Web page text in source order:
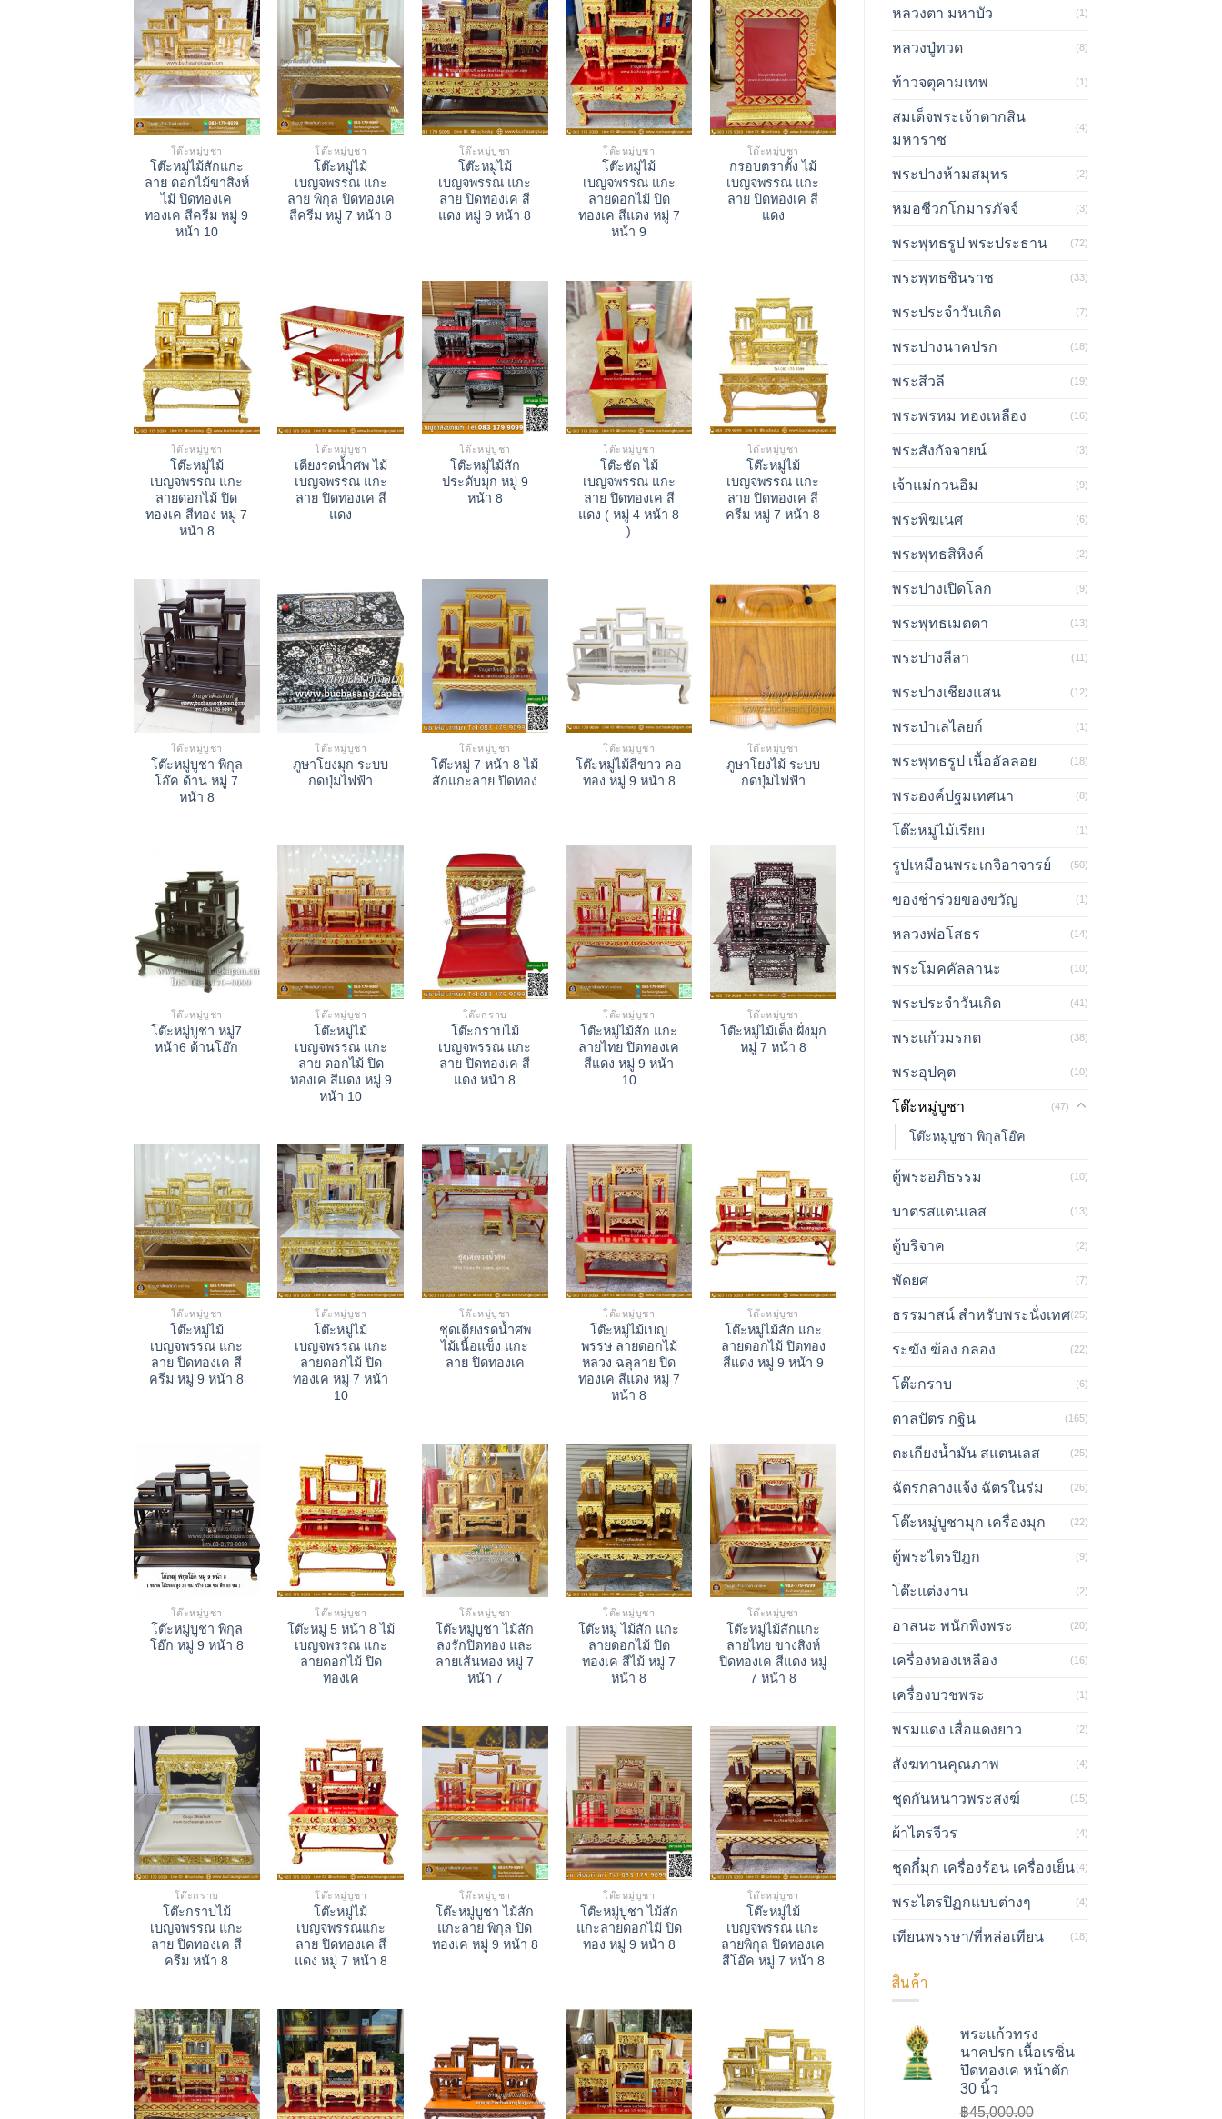
โต๊ะหมู่บูชา
โต๊ะหมู่ไม้สักแกะ
ลาย ดอกไม้ขาสิงห์
ไม้ ปิดทองเค
ทองเค สีครีม หมู่ 9
หน้า 10
โต๊ะหมู่บูชา
โต๊ะหมู่ไม้
เบญจพรรณ แกะ
ลาย พิกุล ปิดทองเค
สีครีม หมู่ 7 หน้า 8
โต๊ะหมู่บูชา
โต๊ะหมู่ไม้
เบญจพรรณ แกะ
ลาย ปิดทองเค สี
แดง หมู่ 9 หน้า 8
โต๊ะหมู่บูชา
โต๊ะหมู่ไม้
เบญจพรรณ แกะ
ลายดอกไม้ ปิด
ทองเค สีแดง หมู่ 7
หน้า 9
โต๊ะหมู่บูชา
กรอบตราตั้ง ไม้
เบญจพรรณ แกะ
ลาย ปิดทองเค สี
แดง
โต๊ะหมู่บูชา
โต๊ะหมู่ไม้
เบญจพรรณ แกะ
ลายดอกไม้ ปิด
ทองเค สีทอง หมู่ 7
หน้า 8
โต๊ะหมู่บูชา
เตียงรดน้ำศพ ไม้
เบญจพรรณ แกะ
ลาย ปิดทองเค สี
แดง
โต๊ะหมู่บูชา
โต๊ะหมู่ไม้สัก
ประดับมุก หมู่ 9
หน้า 8
โต๊ะหมู่บูชา
โต๊ะซัด ไม้
เบญจพรรณ แกะ
ลาย ปิดทองเค สี
แดง ( หมู่ 4 หน้า 8
)
โต๊ะหมู่บูชา
โต๊ะหมู่ไม้
เบญจพรรณ แกะ
ลาย ปิดทองเค สี
ครีม หมู่ 7 หน้า 8
โต๊ะหมู่บูชา
โต๊ะหมู่บูชา พิกุล
โอ๊ค ด้าน หมู่ 7
หน้า 8
โต๊ะหมู่บูชา
ภูษาโยงมุก ระบบ
กดปุ่มไฟฟ้า
โต๊ะหมู่บูชา
โต๊ะหมู่ 7 หน้า 8 ไม้
สักแกะลาย ปิดทอง
โต๊ะหมู่บูชา
โต๊ะหมู่ไม้สีขาว คอ
ทอง หมู่ 9 หน้า 8
โต๊ะหมู่บูชา
ภูษาโยงไม้ ระบบ
กดปุ่มไฟฟ้า
โต๊ะหมู่บูชา
โต๊ะหมู่บูชา หมู่7
หน้า6 ด้านโอ๊ก
โต๊ะหมู่บูชา
โต๊ะหมู่ไม้
เบญจพรรณ แกะ
ลาย ดอกไม้ ปิด
ทองเค สีแดง หมู่ 9
หน้า 10
โต๊ะกราบ
โต๊ะกราบไม้
เบญจพรรณ แกะ
ลาย ปิดทองเค สี
แดง หน้า 8
โต๊ะหมู่บูชา
โต๊ะหมู่ไม้สัก แกะ
ลายไทย ปิดทองเค
สีแดง หมู่ 9 หน้า
10
โต๊ะหมู่บูชา
โต๊ะหมู่ไม้เต็ง ฝั่งมุก
หมู่ 7 หน้า 8
โต๊ะหมู่บูชา
โต๊ะหมู่ไม้
เบญจพรรณ แกะ
ลาย ปิดทองเค สี
ครีม หมู่ 9 หน้า 8
โต๊ะหมู่บูชา
โต๊ะหมู่ไม้
เบญจพรรณ แกะ
ลายดอกไม้ ปิด
ทองเค หมู่ 7 หน้า
10
โต๊ะหมู่บูชา
ชุดเตียงรดน้ำศพ
ไม้เนื้อแข็ง แกะ
ลาย ปิดทองเค
โต๊ะหมู่บูชา
โต๊ะหมู่ไม้เบญ
พรรษ ลายดอกไม้
หลวง ฉลุลาย ปิด
ทองเค สีแดง หมู่ 7
หน้า 8
โต๊ะหมู่บูชา
โต๊ะหมู่ไม้สัก แกะ
ลายดอกไม้ ปิดทอง
สีแดง หมู่ 9 หน้า 9
โต๊ะหมู่บูชา
โต๊ะหมู่บูชา พิกุล
โอ๊ก หมู่ 9 หน้า 8
โต๊ะหมู่บูชา
โต๊ะหมู่ 5 หน้า 8 ไม้
เบญจพรรณ แกะ
ลายดอกไม้ ปิด
ทองเค
โต๊ะหมู่บูชา
โต๊ะหมู่บูชา ไม้สัก
ลงรักปิดทอง และ
ลายเส้นทอง หมู่ 7
หน้า 7
โต๊ะหมู่บูชา
โต๊ะหมู่ ไม้สัก แกะ
ลายดอกไม้ ปิด
ทองเค สีไม้ หมู่ 7
หน้า 8
โต๊ะหมู่บูชา
โต๊ะหมู่ไม้สักแกะ
ลายไทย ขางสิงห์
ปิดทองเค สีแดง หมู่
7 หน้า 8
โต๊ะกราบ
โต๊ะกราบไม้
เบญจพรรณ แกะ
ลาย ปิดทองเค สี
ครีม หน้า 8
โต๊ะหมู่บูชา
โต๊ะหมู่ไม้
เบญจพรรณแกะ
ลาย ปิดทองเค สี
แดง หมู่ 7 หน้า 8
โต๊ะหมู่บูชา
โต๊ะหมู่บูชา ไม้สัก
แกะลาย พิกุล ปิด
ทองเค หมู่ 9 หน้า 8
โต๊ะหมู่บูชา
โต๊ะหมู่บูชา ไม้สัก
แกะลายดอกไม้ ปิด
ทอง หมู่ 9 หน้า 8
โต๊ะหมู่บูชา
โต๊ะหมู่ไม้
เบญจพรรณ แกะ
ลายพิกุล ปิดทองเค
สีโอ๊ค หมู่ 7 หน้า 8
หลวงตา มหาบัว (1)
หลวงปู่ทวด (8)
ท้าวจตุคามเทพ (1)
สมเด็จพระเจ้าตากสิน
มหาราช
(4)
พระปางห้ามสมุทร (2)
หมอชีวกโกมารภัจจ์ (3)
พระพุทธรูป พระประธาน (72)
พระพุทธชินราช (33)
พระประจำวันเกิด (7)
พระปางนาคปรก (18)
พระสีวลี (19)
พระพรหม ทองเหลือง (16)
พระสังกัจจายน์ (3)
เจ้าแม่กวนอิม (9)
พระพิฆเนศ (6)
พระพุทธสิหิงค์ (2)
พระปางเปิดโลก (9)
พระพุทธเมตตา (13)
พระปางลีลา (11)
พระปางเชียงแสน (12)
พระป่าเลไลยก์ (1)
พระพุทธรูป เนื้ออัลลอย (18)
พระองค์ปฐมเทศนา (8)
โต๊ะหมู่ไม้เรียบ (1)
รูปเหมือนพระเกจิอาจารย์ (50)
ของชำร่วยของขวัญ (1)
หลวงพ่อโสธร (14)
พระโมคคัลลานะ (10)
พระประจำวันเกิด (41)
พระแก้วมรกต (38)
พระอุปคุต (10)
โต๊ะหมู่บูชา (47)
โต๊ะหมูบูชา พิกุลโอ๊ค
ตู้พระอภิธรรม (10)
บาตรสแตนเลส (13)
ตู้บริจาค (2)
พัดยศ (7)
ธรรมาสน์ สำหรับพระนั่งเทศ(25)
ระฆัง ฆ้อง กลอง (22)
โต๊ะกราบ (6)
ตาลปัตร กฐิน (165)
ตะเกียงน้ำมัน สแตนเลส (25)
ฉัตรกลางแจ้ง ฉัตรในร่ม (26)
โต๊ะหมู่บูชามุก เครื่องมุก (22)
ตู้พระไตรปิฎก (9)
โต๊ะแต่งงาน (2)
อาสนะ พนักพิงพระ (20)
เครื่องทองเหลือง (16)
เครื่องบวชพระ (1)
พรมแดง เสื่อแดงยาว (2)
สังฆทานคุณภาพ (4)
ชุดกันหนาวพระสงฆ์ (15)
ผ้าไตรจีวร (4)
ชุดกี๋มุก เครื่องร้อน เครื่องเย็น (4)
พระไตรปิฏกแบบต่างๆ (4)
เทียนพรรษา/ที่หล่อเทียน (18)
สินค้า
พระแก้วทรง
นาคปรก เนื้อเรซิ่น
ปิดทองเค หน้าตัก
30 นิ้ว
฿45,000.00